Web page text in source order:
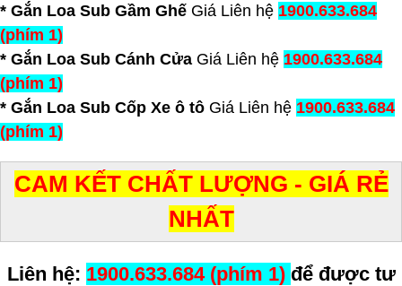
* Gắn Loa Sub Gầm Ghế Giá Liên hệ 1900.633.684
(phím 1)
* Gắn Loa Sub Cánh Cửa Giá Liên hệ 1900.633.684
(phím 1)
* Gắn Loa Sub Cốp Xe ô tô Giá Liên hệ 1900.633.684
(phím 1)
CAM KẾT CHẤT LƯỢNG - GIÁ RẺ
NHẤT
Liên hệ: 1900.633.684 (phím 1) để được tư